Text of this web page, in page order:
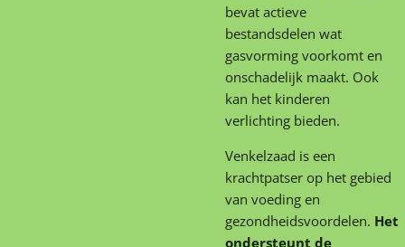
bevat actieve
bestandsdelen wat
gasvorming voorkomt en
onschadelijk maakt. Ook
kan het kinderen
verlichting bieden.
Venkelzaad is een
krachtpatser op het gebied
van voeding en
gezondheidsvoordelen. Het
ondersteunt de